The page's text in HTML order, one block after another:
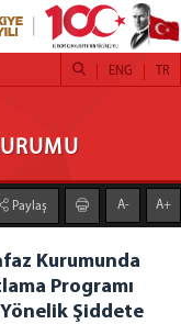
TR
ENG
Paylaş A- A+
Kurumunda
Programı
Yönelik Şiddete